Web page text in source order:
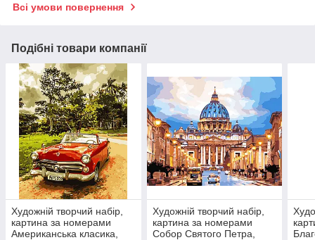
Всі умови повернення
Подібні товари компанії
Художній творчий набір,
картина за номерами
Американська класика,
Художній творчий набір,
картина за номерами
Собор Святого Петра,